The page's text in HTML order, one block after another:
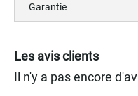
Garantie
Les avis clients
Il n'y a pas encore